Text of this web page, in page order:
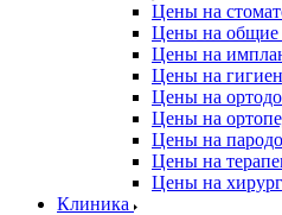
Цены на
Цены на общие
Цены на
Цены на
Цены на
Цены на
Цены на
Цены на
Цены на
Клиника